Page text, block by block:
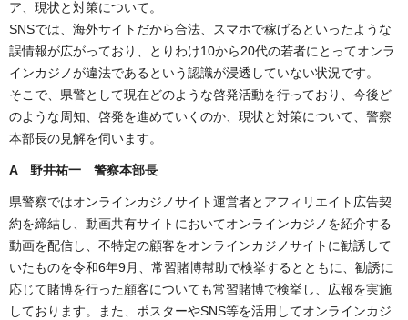
ア、現状と対策について。
SNSでは、海外サイトだから合法、スマホで稼げるといったような
誤情報が広がっており、とりわけ10から20代の若者にとってオンラ
インカジノが違法であるという認識が浸透していない状況です。
そこで、県警として現在どのような啓発活動を行っており、今後ど
のような周知、啓発を進めていくのか、現状と対策について、警察
本部長の見解を伺います。
A 野井祐一 警察本部長
県警察ではオンラインカジノサイト運営者とアフィリエイト広告契
約を締結し、動画共有サイトにおいてオンラインカジノを紹介する
動画を配信し、不特定の顧客をオンラインカジノサイトに勧誘して
いたものを令和6年9月、常習賭博幇助で検挙するとともに、勧誘に
応じて賭博を行った顧客についても常習賭博で検挙し、広報を実施
しております。また、ポスターやSNS等を活用してオンラインカジ